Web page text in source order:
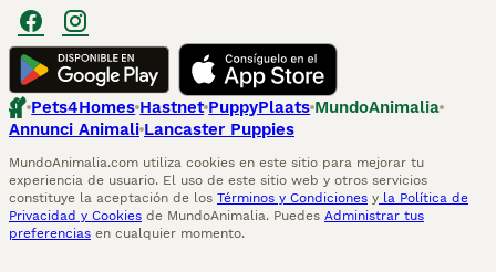
Pets4Homes Hastnet PuppyPlaats MundoAnimalia
Annunci Animali Lancaster Puppies
MundoAnimalia.com utiliza cookies en este sitio para mejorar tu
experiencia de usuario. El uso de este sitio web y otros servicios
constituye la aceptación de los Términos y Condiciones y la Política de
Privacidad y Cookies de MundoAnimalia. Puedes Administrar tus
preferencias en cualquier momento.